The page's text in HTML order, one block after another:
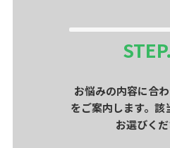
STEP.
お悩みの内容に合
をご案内します。該
お選びくだ